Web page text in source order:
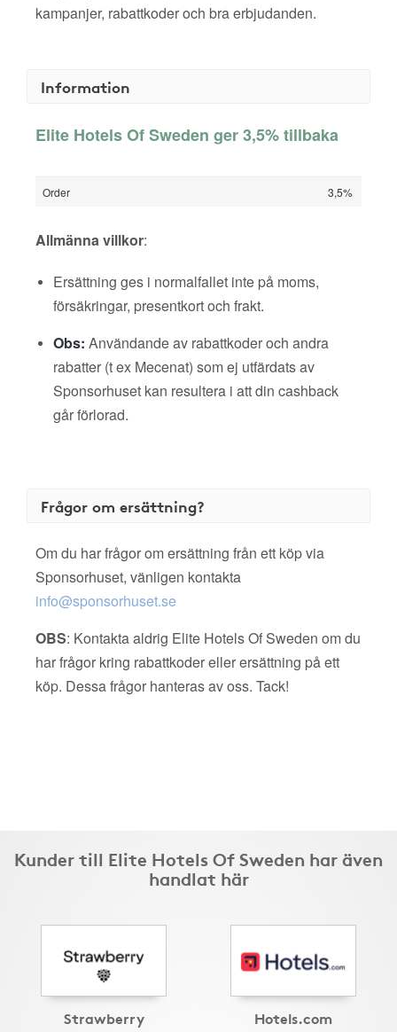
kampanjer, rabattkoder och bra erbjudanden.
Information
Elite Hotels Of Sweden ger 3,5% tillbaka
Order 3,5%
Allmänna villkor:
Ersättning ges i normalfallet inte på moms,
försäkringar, presentkort och frakt.
Obs: Användande av rabattkoder och andra
rabatter (t ex Mecenat) som ej utfärdats av
Sponsorhuset kan resultera i att din cashback
går förlorad.
Frågor om ersättning?
Om du har frågor om ersättning från ett köp via
Sponsorhuset, vänligen kontakta
info@sponsorhuset.se
OBS: Kontakta aldrig Elite Hotels Of Sweden om du
har frågor kring rabattkoder eller ersättning på ett
köp. Dessa frågor hanteras av oss. Tack!
Kunder till Elite Hotels Of Sweden har även
handlat här
Strawberry Hotels.com